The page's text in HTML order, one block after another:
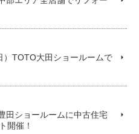
TOTO大田ショールームで
田ショールームに中古住宅
開催！